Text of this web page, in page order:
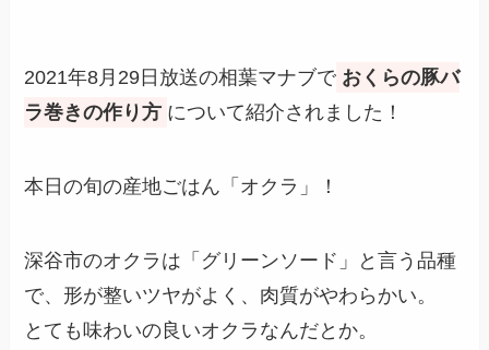
2021年8月29日放送の相葉マナブで おくらの豚バ
ラ巻きの作り方 について紹介されました！
本日の旬の産地ごはん「オクラ」！
深谷市のオクラは「グリーンソード」と言う品種
で、形が整いツヤがよく、肉質がやわらかい。
とても味わいの良いオクラなんだとか。